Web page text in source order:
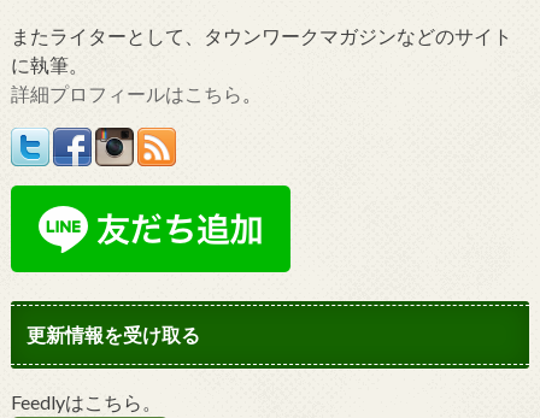
またライターとして、タウンワークマガジンなどのサイト
に執筆。
詳細プロフィールはこちら 。
更新情報を受け取る
Feedlyはこちら。